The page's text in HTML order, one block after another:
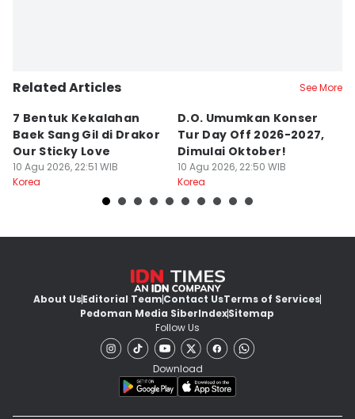
Related Articles See More
7 Bentuk Kekalahan
Baek Sang Gil di Drakor
Our Sticky Love
10 Agu 2026, 22:51 WIB
Korea
D.O. Umumkan Konser
Tur Day Off 2026-2027,
Dimulai Oktober!
10 Agu 2026, 22:50 WIB
Korea
About UsEditorial TeamContact UsTerms of Services
Pedoman Media SiberIndexSitemap
Follow Us
Download